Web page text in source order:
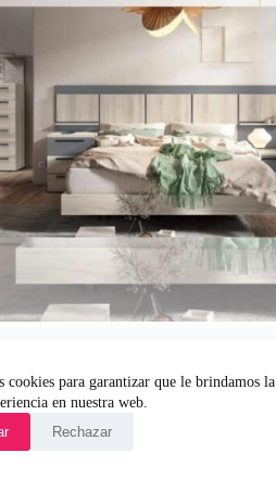
cookies para garantizar que le brindamos la
en nuestra web.
Rechazar